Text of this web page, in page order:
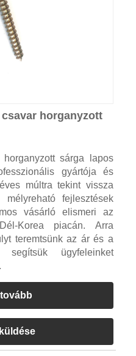
horganyzott
sárga lapos
gyártója és
múltra tekint vissza
fejlesztések
vásárló elismeri az
Korea piacán. Arra
teremtsünk az ár és a
ügyfeleinket